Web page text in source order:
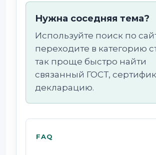
Нужна соседняя тема?
Используйте поиск по
переходите в категорию
так проще быстро найти
связанный ГОСТ,
декларацию.
FAQ